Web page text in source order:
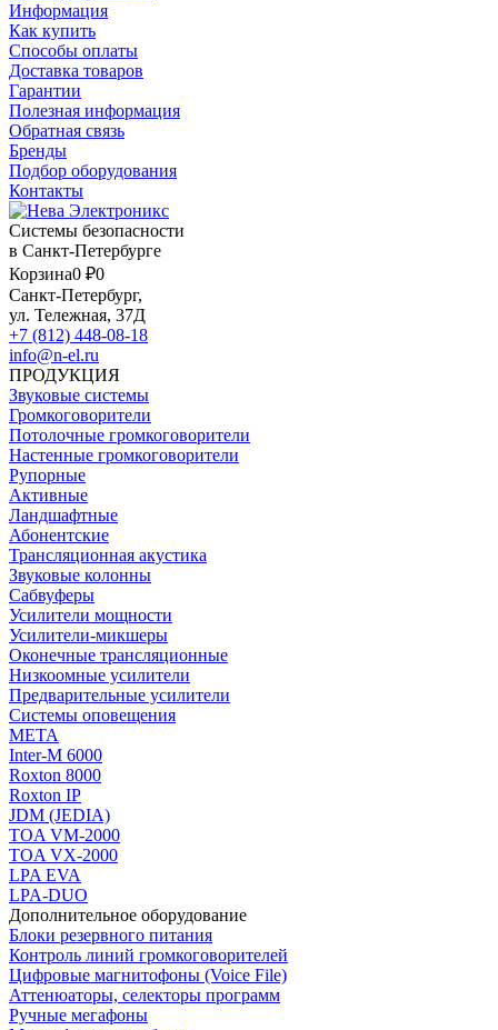
Информация
Как купить
Способы оплаты
Доставка товаров
Гарантии
Полезная информация
Обратная связь
Бренды
Подбор оборудования
Контакты
Системы безопасности
в Санкт-Петербурге
Корзина0 ₽0
Санкт-Петербург,
ул. Тележная, 37Д
+7 (812) 448-08-18
info@n-el.ru
ПРОДУКЦИЯ
Звуковые системы
Громкоговорители
Потолочные громкоговорители
Настенные громкоговорители
Рупорные
Активные
Ландшафтные
Абонентские
Трансляционная акустика
Звуковые колонны
Сабвуферы
Усилители мощности
Усилители-микшеры
Оконечные трансляционные
Низкоомные усилители
Предварительные усилители
Системы оповещения
МЕТА
Inter-M 6000
Roxton 8000
Roxton IP
JDM (JEDIA)
TOA VM-2000
TOA VX-2000
LPA EVA
LPA-DUO
Дополнительное оборудование
Блоки резервного питания
Контроль линий громкоговорителей
Цифровые магнитофоны (Voice File)
Аттенюаторы, селекторы программ
Ручные мегафоны